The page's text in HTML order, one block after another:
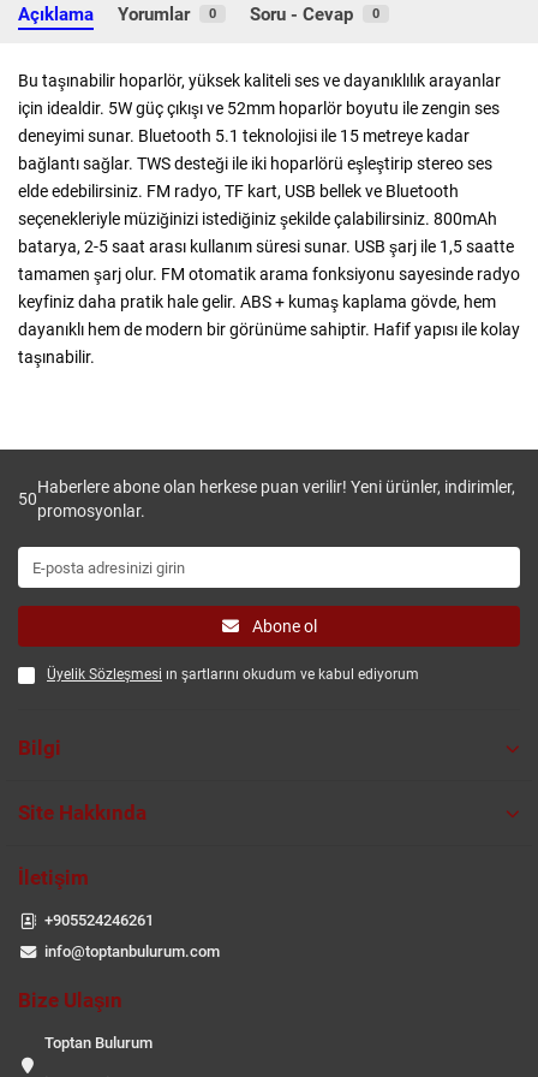
Açıklama Yorumlar 0 Soru - Cevap 0
Bu taşınabilir hoparlör, yüksek kaliteli ses ve dayanıklılık arayanlar
için idealdir. 5W güç çıkışı ve 52mm hoparlör boyutu ile zengin ses
deneyimi sunar. Bluetooth 5.1 teknolojisi ile 15 metreye kadar
bağlantı sağlar. TWS desteği ile iki hoparlörü eşleştirip stereo ses
elde edebilirsiniz. FM radyo, TF kart, USB bellek ve Bluetooth
seçenekleriyle müziğinizi istediğiniz şekilde çalabilirsiniz. 800mAh
batarya, 2-5 saat arası kullanım süresi sunar. USB şarj ile 1,5 saatte
tamamen şarj olur. FM otomatik arama fonksiyonu sayesinde radyo
keyfiniz daha pratik hale gelir. ABS + kumaş kaplama gövde, hem
dayanıklı hem de modern bir görünüme sahiptir. Hafif yapısı ile kolay
taşınabilir.
50
Haberlere abone olan herkese puan verilir! Yeni ürünler, indirimler,
promosyonlar.
Abone ol
Üyelik Sözleşmesi ın şartlarını okudum ve kabul ediyorum
Bilgi
Site Hakkında
İletişim
+905524246261
info@toptanbulurum.com
Bize Ulaşın
Toptan Bulurum